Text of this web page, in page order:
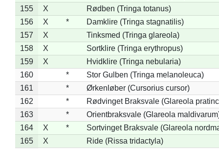
155
X
Rødben (Tringa totanus)
156
X *
Damklire (Tringa stagnatilis)
157
X
Tinksmed (Tringa glareola)
158
X
Sortklire (Tringa erythropus)
159
X
Hvidklire (Tringa nebularia)
160
*
Stor Gulben (Tringa melanoleuca)
161
*
Ørkenløber (Cursorius cursor)
162
*
Rødvinget Braksvale (Glareola
163
*
Orientbraksvale (Glareola
164
X *
Sortvinget Braksvale (Glareola
165
X
Ride (Rissa tridactyla)